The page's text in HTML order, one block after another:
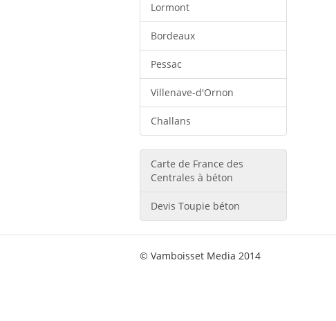
Lormont
Bordeaux
Pessac
Villenave-d'Ornon
Challans
Carte de France des
Centrales à béton
Devis Toupie béton
© Vamboisset Media 2014